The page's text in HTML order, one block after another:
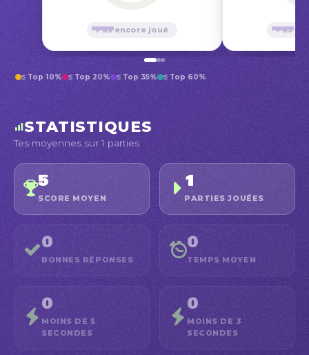
—
Pas encore joué —
Pas
≤ Top 10% ≤ Top 20% ≤ Top 35% ≤ Top 60%
STATISTIQUES
Tes moyennes sur 1 parties
5
SCORE MOYEN
1
PARTIES JOUÉES
0
BONNES RÉPONSES
0
TEMPS MOYEN
0
MOINS DE 5
SECONDES
0
MOINS DE 3
SECONDES